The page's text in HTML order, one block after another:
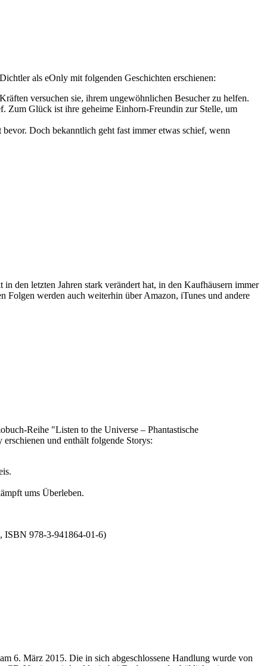
als eOnly mit folgenden Geschichten erschienen:
versuchen sie, ihrem ungewöhnlichen Besucher zu helfen.
Zum Glück ist ihre geheime Einhorn-Freundin zur Stelle, um
Doch bekanntlich geht fast immer etwas schief, wenn
den letzten Jahren stark verändert hat, in den Kaufhäusern immer
Folgen werden auch weiterhin über Amazon, iTunes und andere
Reihe "Listen to the Universe – Phantastische
erschienen und enthält folgende Storys:
ums Überleben.
ISBN 978-3-941864-01-6)
6. März 2015. Die in sich abgeschlossene Handlung wurde von